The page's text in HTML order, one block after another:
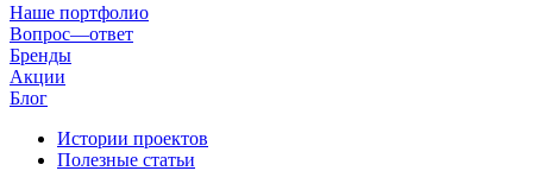
Наше портфолио
Вопрос—ответ
Бренды
Акции
Блог
Истории проектов
Полезные статьи